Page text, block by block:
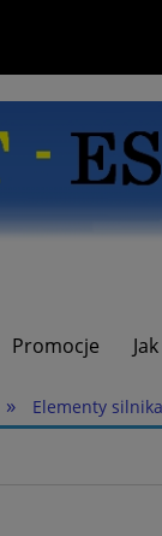
Promocje
» Elementy silnika